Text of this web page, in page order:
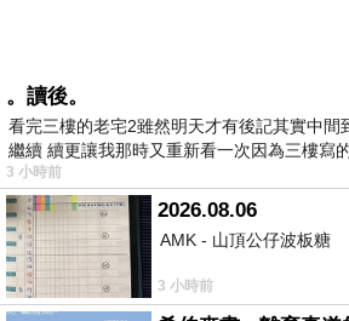
。讀後。
看完三樓的老宅2雖然明天才有後記其實中間
繼續 續更讓我那時又重新看一次因為三樓寫
有
3 小時前
2026.08.06
AMK - 山頂公仔波板糖
3 小時前